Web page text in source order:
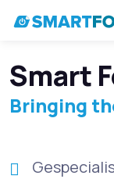
Smart
Bringing